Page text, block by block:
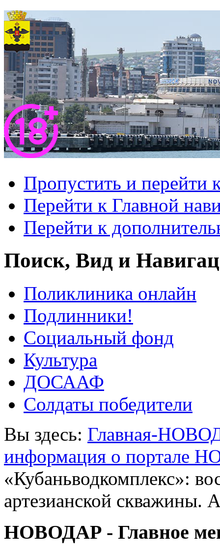
Пропустить и перейти
Перейти к Главной
Перейти к
Поиск, Вид и
Поликлиника онлайн
Подлинники!
Социальный фонд
Культура
ДОСААФ
Солдаты победители
Вы здесь: Главная-
информация о портале
«Кубаньводкомплекс»:
артезианской скважины.
НОВОДАР - Главное